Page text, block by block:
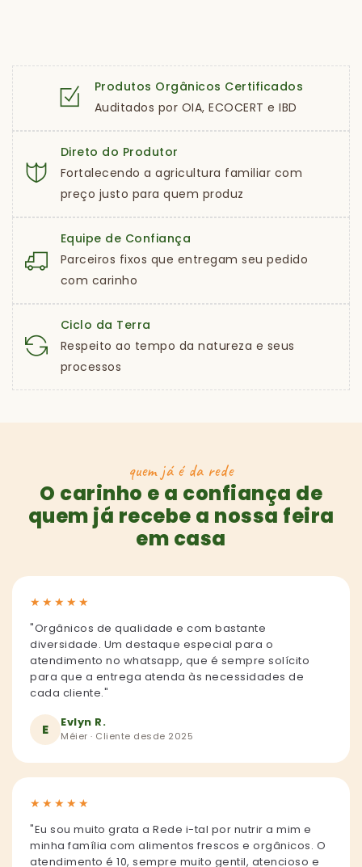
Produtos Orgânicos Certificados
Auditados por OIA, ECOCERT e IBD
Direto do Produtor
Fortalecendo a agricultura familiar com
preço justo para quem produz
Equipe de Confiança
Parceiros fixos que entregam seu pedido
com carinho
Ciclo da Terra
Respeito ao tempo da natureza e seus
processos
quem já é da rede
O carinho e a confiança de
quem já recebe a nossa feira
em casa
★ ★ ★ ★ ★
"Orgânicos de qualidade e com bastante
diversidade. Um destaque especial para o
atendimento no whatsapp, que é sempre solícito
para que a entrega atenda às necessidades de
cada cliente."
E Evlyn R.
Méier · Cliente desde 2025
★ ★ ★ ★ ★
"Eu sou muito grata a Rede i-tal por nutrir a mim e
minha família com alimentos frescos e orgânicos. O
atendimento é 10, sempre muito gentil, atencioso e